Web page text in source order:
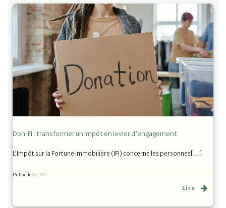
Don IFI : transformer un impôt en levier d’engagement
L’Impôt sur la Fortune Immobilière (IFI) concerne les personnes[…]
Publié leAvr 16
Lire